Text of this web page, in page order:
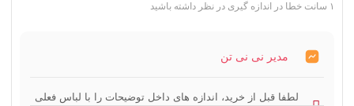
۱ سانت خطا در اندازه گیری در نظر داشته باشید
مدیر نی نی تن
لطفا قبل از خرید، اندازه های داخل توضیحات را با لباس فعلی